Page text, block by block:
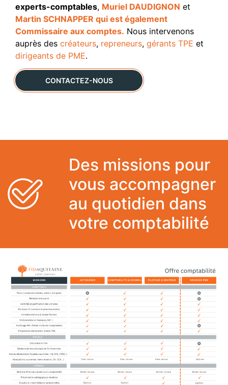
experts-comptables, Muriel DAUDIGNON et
Martin SCHNAPPER qui est également
Commissaire aux comptes. Nous intervenons
auprès des créateurs, repreneurs, gérants TPE et
dirigeants de PME.
CONTACTEZ-NOUS
Des missions pour
vous accompagner
au quotidien dans
votre comptabilité